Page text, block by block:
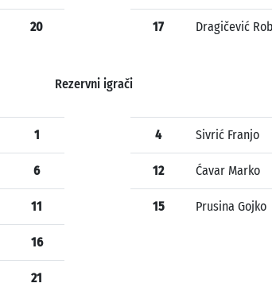
20 17 Dragičević
Rezervni igrači
1
6
11
16
21
4 Sivrić Franjo
12 Ćavar Marko
15 Prusina Gojko